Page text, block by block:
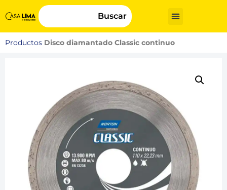
Buscar
Productos Disco diamantado Classic continuo